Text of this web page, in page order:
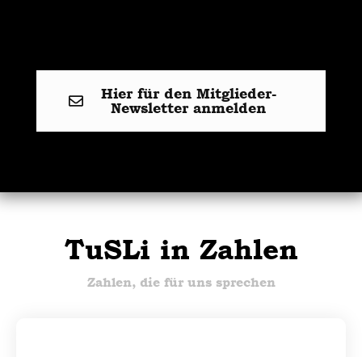
Hier für den Mitglieder-
Newsletter anmelden
TuSLi in Zahlen
Zahlen, die für uns sprechen